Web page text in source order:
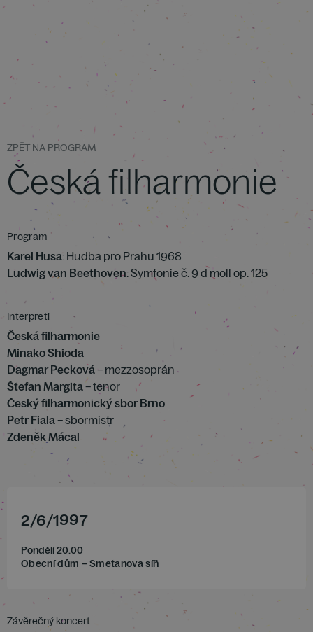
ZPĚT NA PROGRAM
Česká filharmonie
Program
Karel Husa: Hudba pro Prahu 1968
Ludwig van Beethoven: Symfonie č. 9 d moll op. 125
Interpreti
Česká filharmonie
Minako Shioda
Dagmar Pecková– mezzosoprán
Štefan Margita– tenor
Český filharmonický sbor Brno
Petr Fiala– sbormistr
Zdeněk Mácal
2/6/1997
Pondělí 20.00
Obecní dům – Smetanova síň
Závěrečný koncert